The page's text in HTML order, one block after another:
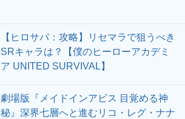
【ヒロサバ：攻略】リセマラで狙うべき
SRキャラは？【僕のヒーローアカデミ
ア UNITED SURVIVAL】
劇場版『メイドインアビス 目覚める神
秘』深界七層へと進むリコ・レグ・ナナ